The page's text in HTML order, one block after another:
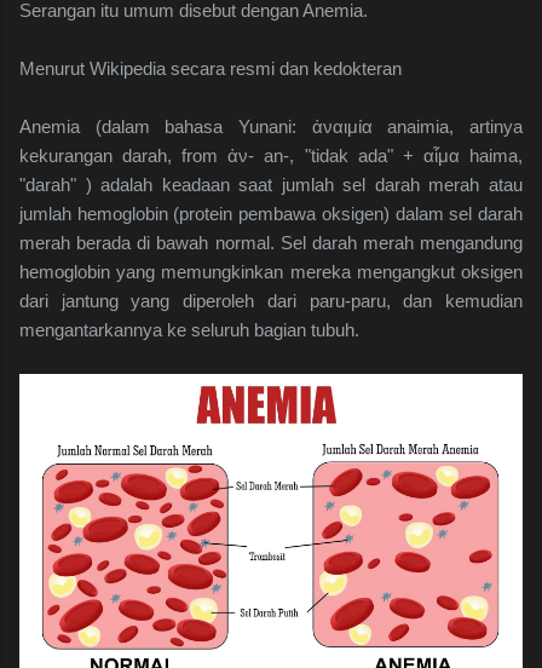
Serangan itu umum disebut dengan Anemia.
Menurut Wikipedia secara resmi dan kedokteran
Anemia (dalam bahasa Yunani: ἀναιμία anaimia, artinya
kekurangan darah, from ἀν- an-, "tidak ada" + αἷμα haima,
"darah" ) adalah keadaan saat jumlah sel darah merah atau
jumlah hemoglobin (protein pembawa oksigen) dalam sel darah
merah berada di bawah normal. Sel darah merah mengandung
hemoglobin yang memungkinkan mereka mengangkut oksigen
dari jantung yang diperoleh dari paru-paru, dan kemudian
mengantarkannya ke seluruh bagian tubuh.